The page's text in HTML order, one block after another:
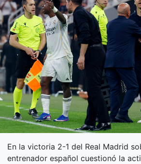
En la victoria 2-1 del Real Madrid
entrenador español cuestionó la